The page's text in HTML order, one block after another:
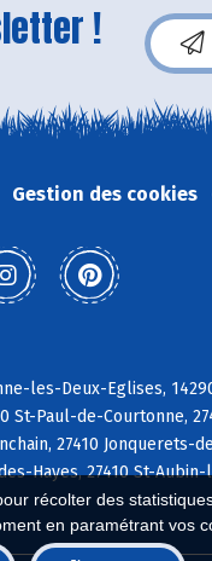
récolter des
en paramétrant vos
!
Gestion des cookies
les-Deux-Eglises,
Paul-de-Courtonne,
27410 Jonquerets-
Hayes, 27410 St-